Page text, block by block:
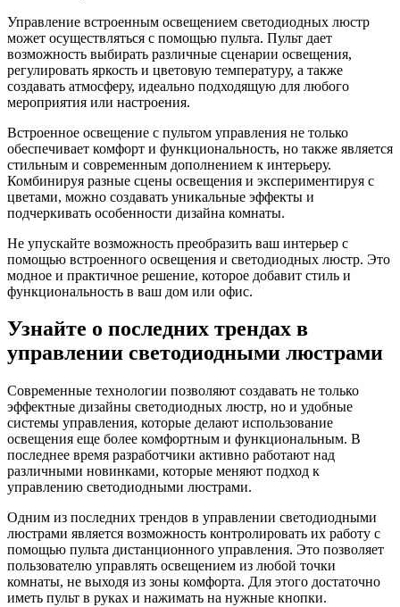
Управление встроенным освещением светодиодных люстр
может осуществляться с помощью пульта. Пульт дает
возможность выбирать различные сценарии освещения,
регулировать яркость и цветовую температуру, а также
создавать атмосферу, идеально подходящую для любого
мероприятия или настроения.
Встроенное освещение с пультом управления не только
обеспечивает комфорт и функциональность, но также является
стильным и современным дополнением к интерьеру.
Комбинируя разные сцены освещения и экспериментируя с
цветами, можно создавать уникальные эффекты и
подчеркивать особенности дизайна комнаты.
Не упускайте возможность преобразить ваш интерьер с
помощью встроенного освещения и светодиодных люстр. Это
модное и практичное решение, которое добавит стиль и
функциональность в ваш дом или офис.
Узнайте о последних трендах в
управлении светодиодными люстрами
Современные технологии позволяют создавать не только
эффектные дизайны светодиодных люстр, но и удобные
системы управления, которые делают использование
освещения еще более комфортным и функциональным. В
последнее время разработчики активно работают над
различными новинками, которые меняют подход к
управлению светодиодными люстрами.
Одним из последних трендов в управлении светодиодными
люстрами является возможность контролировать их работу с
помощью пульта дистанционного управления. Это позволяет
пользователю управлять освещением из любой точки
комнаты, не выходя из зоны комфорта. Для этого достаточно
иметь пульт в руках и нажимать на нужные кнопки.